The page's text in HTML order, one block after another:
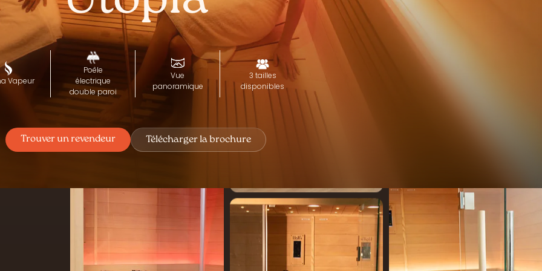
Vapeur
Poêle
électrique
double paroi
Vue
panoramique
3 tailles
disponibles
Trouver un revendeur Télécharger la brochure